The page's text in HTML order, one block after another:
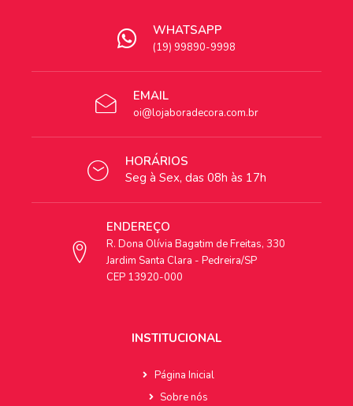
WHATSAPP
(19) 99890-9998
EMAIL
oi@lojaboradecora.com.br
HORÁRIOS
Seg à Sex, das 08h às 17h
ENDEREÇO
R. Dona Olívia Bagatim de Freitas, 330
Jardim Santa Clara - Pedreira/SP
CEP 13920-000
INSTITUCIONAL
Página Inicial
Sobre nós